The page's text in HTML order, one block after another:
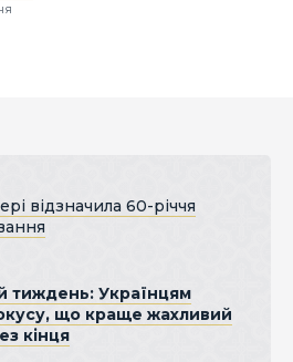
відзначила 60-річчя
тиждень: Українцям
що краще жахливий
кінця